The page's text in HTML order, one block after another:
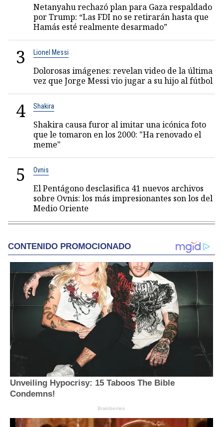
Netanyahu rechazó plan para Gaza respaldado
por Trump: “Las FDI no se retirarán hasta que
Hamás esté realmente desarmado”
3 Lionel Messi
Dolorosas imágenes: revelan video de la última
vez que Jorge Messi vio jugar a su hijo al fútbol
4 Shakira
Shakira causa furor al imitar una icónica foto
que le tomaron en los 2000: "Ha renovado el
meme"
5 Ovnis
El Pentágono desclasifica 41 nuevos archivos
sobre Ovnis: los más impresionantes son los del
Medio Oriente